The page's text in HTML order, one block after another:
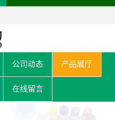
公司动态 产品展厅
在线留言